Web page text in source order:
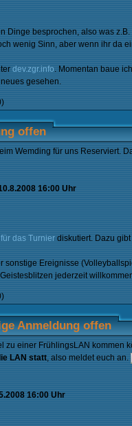
Dinge besprochen, also was
wenig Sinn, aber wenn ihr da
dev.zgr.info. Momentan baue
gesehen.
offen
Wemding für uns Reserviert.
16:00 Uhr
das Turnier diskutiert. Dazu
sonstige Ereignisse
jederzeit
Anmeldung offen
zu einer FrühlingsLAN kommen
LAN statt, also meldet euch an.
16:00 Uhr